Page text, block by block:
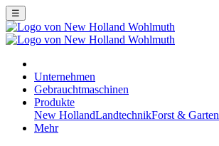
☰
Unternehmen
Gebrauchtmaschinen
Produkte
New HollandLandtechnikForst & Garten
Mehr